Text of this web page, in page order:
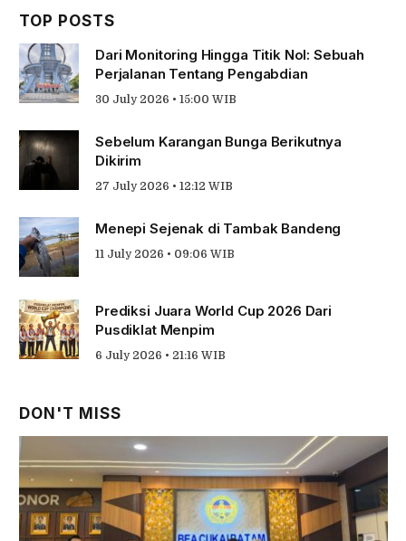
TOP POSTS
Dari Monitoring Hingga Titik Nol: Sebuah
Perjalanan Tentang Pengabdian
30 July 2026 • 15:00 WIB
Sebelum Karangan Bunga Berikutnya
Dikirim
27 July 2026 • 12:12 WIB
Menepi Sejenak di Tambak Bandeng
11 July 2026 • 09:06 WIB
Prediksi Juara World Cup 2026 Dari
Pusdiklat Menpim
6 July 2026 • 21:16 WIB
DON'T MISS